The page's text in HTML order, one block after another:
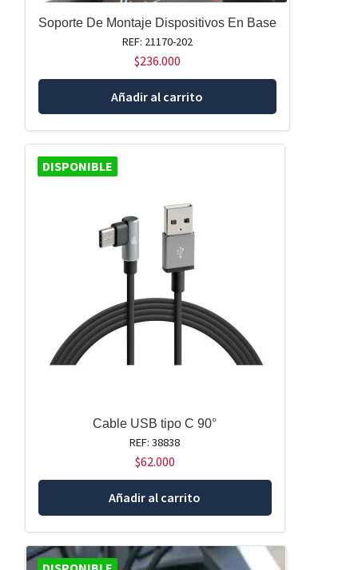
Soporte De Montaje Dispositivos En Base
REF: 21170-202
$236.000
Añadir al carrito
DISPONIBLE
Cable USB tipo C 90°
REF: 38838
$62.000
Añadir al carrito